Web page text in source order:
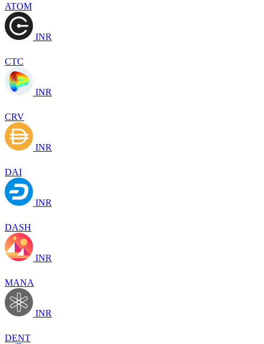
ATOM
INR
CTC
INR
CRV
INR
DAI
INR
DASH
INR
MANA
INR
DENT